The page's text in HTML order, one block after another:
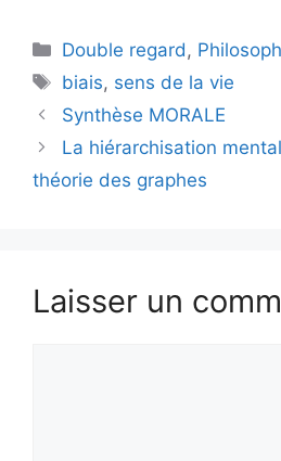
Catégories
Double regard ,
Étiquettes
biais, sens de la vie
Synthèse MORALE
La hiérarchisation
théorie des graphes
Laisser un